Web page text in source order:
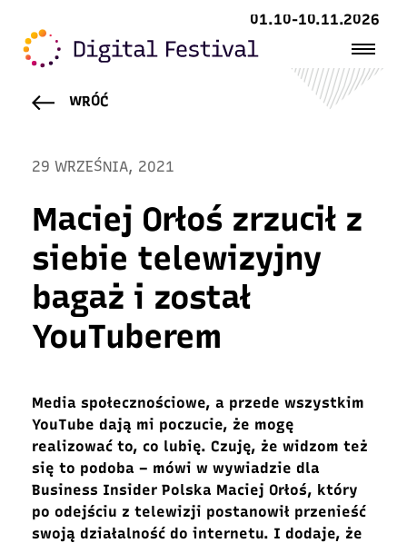
01.10-10.11.2026
WRÓĆ
29 WRZEŚNIA, 2021
Maciej Orłoś zrzucił z
siebie telewizyjny
bagaż i został
YouTuberem
Media społecznościowe, a przede wszystkim
YouTube dają mi poczucie, że mogę
realizować to, co lubię. Czuję, że widzom też
się to podoba – mówi w wywiadzie dla
Business Insider Polska Maciej Orłoś, który
po odejściu z telewizji postanowił przenieść
swoją działalność do internetu. I dodaje, że